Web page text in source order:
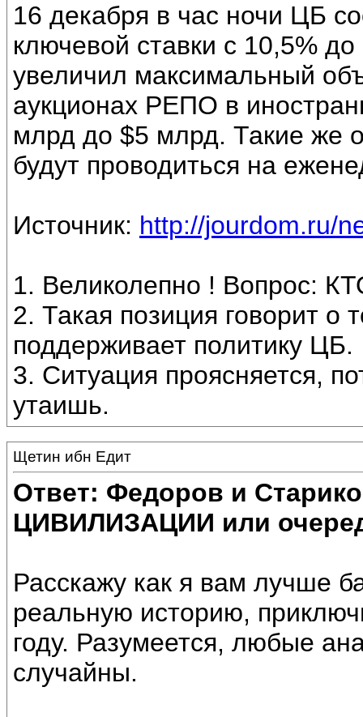
16 декабря в час ночи ЦБ
ключевой ставки с 10,5%
увеличил максимальный
аукционах РЕПО в
млрд до $5 млрд. Такие же
будут проводиться на
Источник: http://jourdom.ru/
1. Великолепно ! Вопрос:
2. Такая позиция говорит о
поддерживает политику ЦБ.
3. Ситуация проясняется,
утаишь.
Щетин ибн Едит
Ответ: Федоров и
ЦИВИЛИЗАЦИИ или
Расскажу как я вам лучше
реальную историю,
году. Разумеется, любые
случайны.